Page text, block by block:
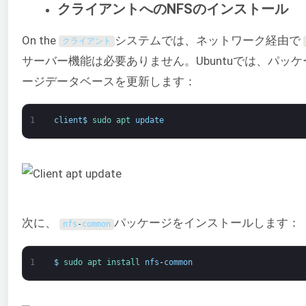
クライアントへのNFSのインストール
On the クライアント システムでは、ネットワーク経由で
サーバー機能は必要ありません。Ubuntuでは、パッ
ージデータベースを更新します：
1 client$ sudo apt update
次に、 nfs - common パッケージをインストールします：
1 $ sudo apt install nfs -common